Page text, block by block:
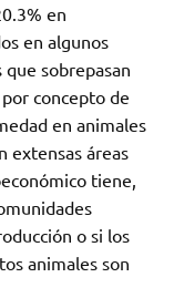
en
en algunos
sobrepasan
concepto de
en animales
extensas áreas
tiene,
o si los
animales son